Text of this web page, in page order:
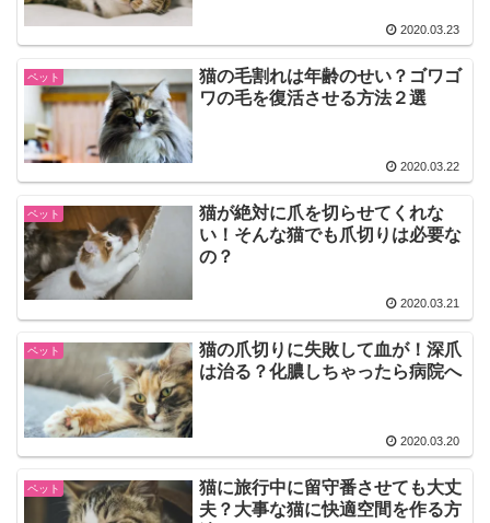
2020.03.23
ペット
猫の毛割れは年齢のせい？ゴワゴ
ワの毛を復活させる方法２選
2020.03.22
ペット
猫が絶対に爪を切らせてくれな
い！そんな猫でも爪切りは必要な
の？
2020.03.21
ペット
猫の爪切りに失敗して血が！深爪
は治る？化膿しちゃったら病院へ
2020.03.20
ペット
猫に旅行中に留守番させても大丈
夫？大事な猫に快適空間を作る方